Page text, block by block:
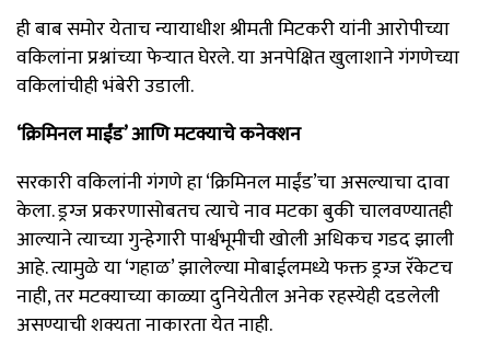
ही बाब समोर येताच न्यायाधीश श्रीमती मिटकरी यांनी आरोपीच्या
वकिलांना प्रश्नांच्या फेऱ्यात घेरले. या अनपेक्षित खुलाशाने गंगणेच्या
वकिलांचीही भंबेरी उडाली.
‘क्रिमिनल माईंड’ आणि मटक्याचे कनेक्शन
सरकारी वकिलांनी गंगणे हा ‘क्रिमिनल माईंड’चा असल्याचा दावा
केला. ड्रग्ज प्रकरणासोबतच त्याचे नाव मटका बुकी चालवण्यातही
आल्याने त्याच्या गुन्हेगारी पार्श्वभूमीची खोली अधिकच गडद झाली
आहे. त्यामुळे या ‘गहाळ’ झालेल्या मोबाईलमध्ये फक्त ड्रग्ज रॅकेटच
नाही, तर मटक्याच्या काळ्या दुनियेतील अनेक रहस्येही दडलेली
असण्याची शक्यता नाकारता येत नाही.